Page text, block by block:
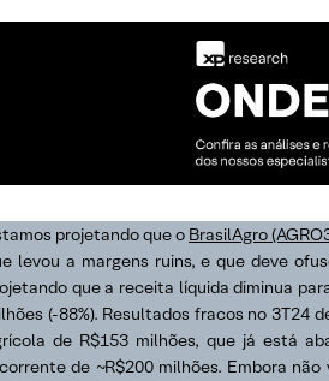
projetando que o BrasilAgro
levou a margens ruins, e que deve
que a receita líquida diminua
(-88%). Resultados fracos no 3T24
de R$153 milhões, que já está
de ~R$200 milhões. Embora